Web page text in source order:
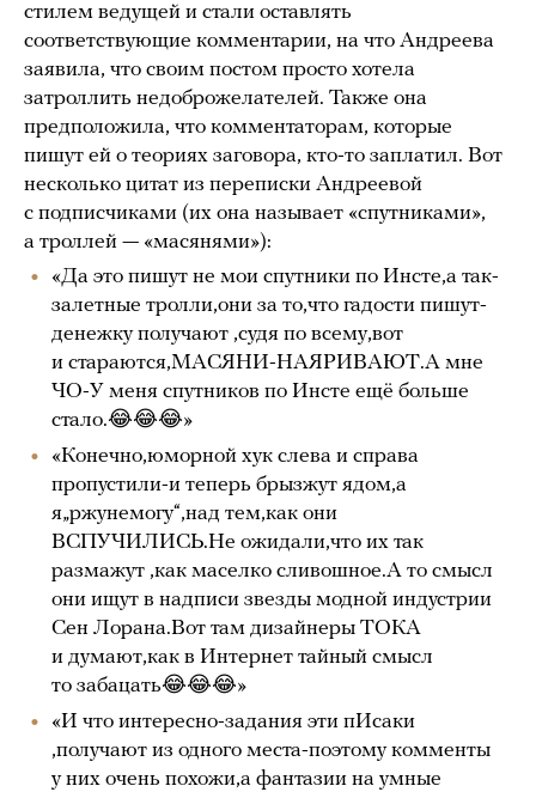
стилем ведущей и стали оставлять
соответствующие комментарии, на что Андреева
заявила, что своим постом просто хотела
затроллить недоброжелателей. Также она
предположила, что комментаторам, которые
пишут ей о теориях заговора, кто-то заплатил. Вот
несколько цитат из переписки Андреевой
с подписчиками (их она называет «спутниками»,
а троллей — «масянями»):
«Да это пишут не мои спутники по Инсте,а так-
залетные тролли,они за то,что гадости пишут-
денежку получают ,судя по всему,вот
и стараются,МАСЯНИ-НАЯРИВАЮТ.А мне
ЧО-У меня спутников по Инсте ещё больше
стало.😂😂😂»
«Конечно,юморной хук слева и справа
пропустили-и теперь брызжут ядом,а
я„ржунемогу“,над тем,как они
ВСПУЧИЛИСЬ.Не ожидали,что их так
размажут ,как маселко сливошное.А то смысл
они ищут в надписи звезды модной индустрии
Сен Лорана.Вот там дизайнеры ТОКА
и думают,как в Интернет тайный смысл
то забацать😂😂😂»
«И что интересно-задания эти пИсаки
,получают из одного места-поэтому комменты
у них очень похожи,а фантазии на умные